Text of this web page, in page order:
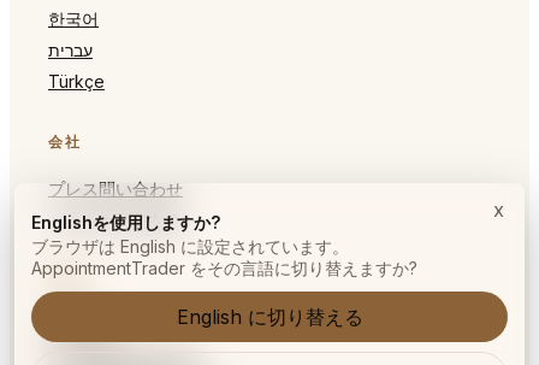
한국어
עברית
Türkçe
会社
プレス問い合わせ
パートナーになる
法務
Englishを使用しますか?
ブラウザは English に設定されています。
AppointmentTrader をその言語に切り替えますか?
English に切り替える
x